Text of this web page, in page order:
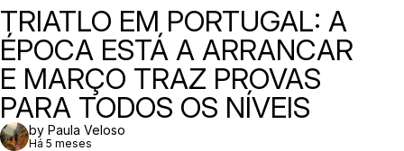
TRIATLO EM PORTUGAL: A
ÉPOCA ESTÁ A ARRANCAR
E MARÇO TRAZ PROVAS
PARA TODOS OS NÍVEIS
by Paula Veloso
Há 5 meses